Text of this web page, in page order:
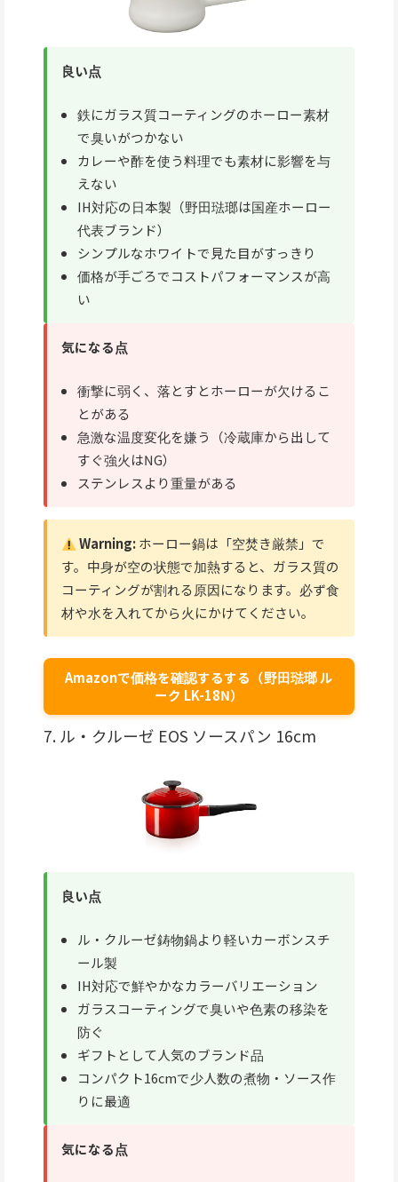
良い点
鉄にガラス質コーティングのホーロー素材
で臭いがつかない
カレーや酢を使う料理でも素材に影響を与
えない
IH対応の日本製（野田琺瑯は国産ホーロー
代表ブランド）
シンプルなホワイトで見た目がすっきり
価格が手ごろでコストパフォーマンスが高
い
気になる点
衝撃に弱く、落とすとホーローが欠けるこ
とがある
急激な温度変化を嫌う（冷蔵庫から出して
すぐ強火はNG）
ステンレスより重量がある
Warning:ホーロー鍋は「空焚き厳禁」で
す。中身が空の状態で加熱すると、ガラス質の
コーティングが割れる原因になります。必ず食
材や水を入れてから火にかけてください。
Amazonで価格を確認するする（野田琺瑯 ル
ーク LK-18N）
7. ル・クルーゼ EOS ソースパン 16cm
良い点
ル・クルーゼ鋳物鍋より軽いカーボンスチ
ール製
IH対応で鮮やかなカラーバリエーション
ガラスコーティングで臭いや色素の移染を
防ぐ
ギフトとして人気のブランド品
コンパクト16cmで少人数の煮物・ソース作
りに最適
気になる点